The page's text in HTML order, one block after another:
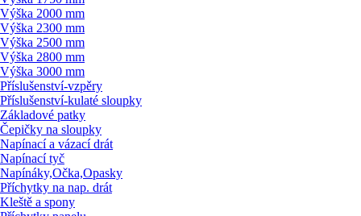
Výška 2000 mm
Výška 2300 mm
Výška 2500 mm
Výška 2800 mm
Výška 3000 mm
Příslušenství-vzpěry
Příslušenství-kulaté sloupky
Základové patky
Čepičky na sloupky
Napínací a vázací drát
Napínací tyč
Napínáky,Očka,Opasky
Příchytky na nap. drát
Kleště a spony